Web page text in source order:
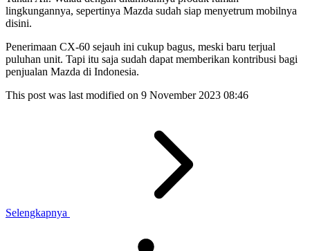
lingkungannya, sepertinya Mazda sudah siap menyetrum mobilnya
disini.
Penerimaan CX-60 sejauh ini cukup bagus, meski baru terjual
puluhan unit. Tapi itu saja sudah dapat memberikan kontribusi bagi
penjualan Mazda di Indonesia.
This post was last modified on 9 November 2023 08:46
Selengkapnya